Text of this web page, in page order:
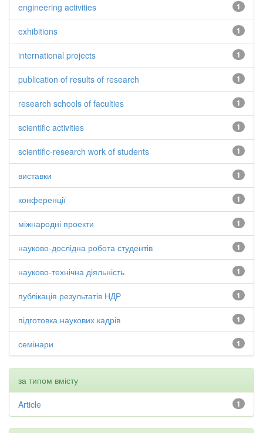
1
engineering activities
1
exhibitions
1
international projects
1
publication of results of research
1
research schools of faculties
1
scientific activities
1
scientific-research work of students
1
виставки
1
конференції
1
міжнародні проекти
1
науково-дослідна робота студентів
1
науково-технічна діяльність
1
публікація результатів НДР
1
підготовка наукових кадрів
1
семінари
за типом вмісту
1
Article